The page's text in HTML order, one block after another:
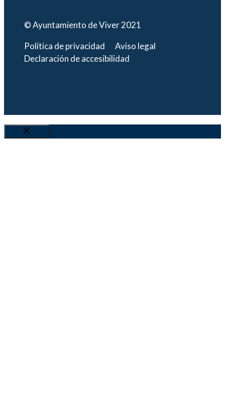
© Ayuntamiento de Viver 2021
Política de privacidad
Aviso legal
Declaración de accesibilidad
Cerrar